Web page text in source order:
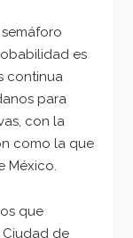
es
continua
para
con la
como la que
México.
que
de